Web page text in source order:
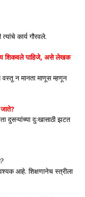
कार्य गौरवले.
शिकवले पाहिजे, असे लेखक
वस्तू न मानता माणूस म्हणून
दुःखासाठी झटत
आहे. शिक्षणानेच स्त्रीला